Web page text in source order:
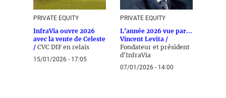
PRIVATE EQUITY
InfraVia ouvre 2026
avec la vente de Celeste
/ CVC DIF en relais
15/01/2026 - 17:05
PRIVATE EQUITY
L'année 2026 vue par...
Vincent Levita /
Fondateur et président
d'InfraVia
07/01/2026 - 14:00